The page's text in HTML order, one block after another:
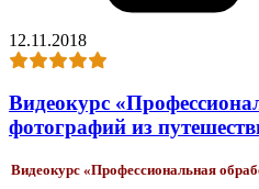
12.11.2018
Видеокурс
фотографий из
Видеокурс «Профессиональная